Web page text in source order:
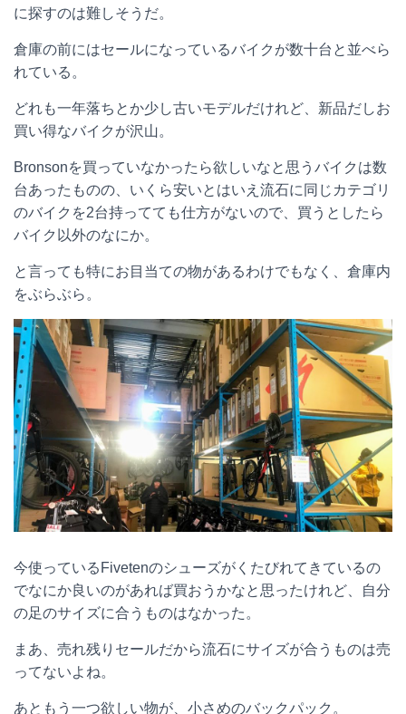
に探すのは難しそうだ。
倉庫の前にはセールになっているバイクが数十台と並べら
れている。
どれも一年落ちとか少し古いモデルだけれど、新品だしお
買い得なバイクが沢山。
Bronsonを買っていなかったら欲しいなと思うバイクは数
台あったものの、いくら安いとはいえ流石に同じカテゴリ
のバイクを2台持ってても仕方がないので、買うとしたら
バイク以外のなにか。
と言っても特にお目当ての物があるわけでもなく、倉庫内
をぶらぶら。
今使っているFivetenのシューズがくたびれてきているの
でなにか良いのがあれば買おうかなと思ったけれど、自分
の足のサイズに合うものはなかった。
まあ、売れ残りセールだから流石にサイズが合うものは売
ってないよね。
あともう一つ欲しい物が、小さめのバックパック。